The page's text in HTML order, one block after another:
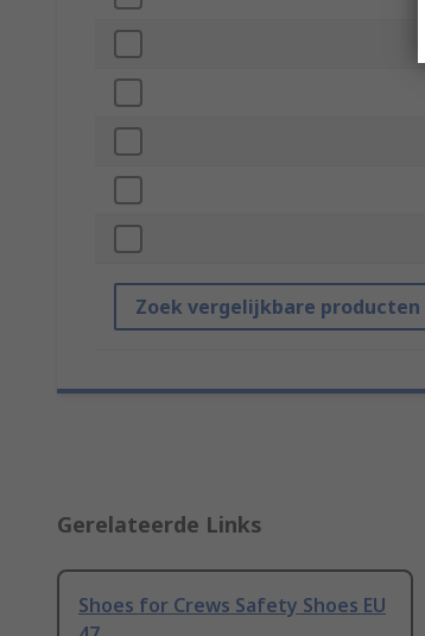
Zoek vergelijkbare producten
Gerelateerde Links
Shoes for Crews Safety Shoes EU